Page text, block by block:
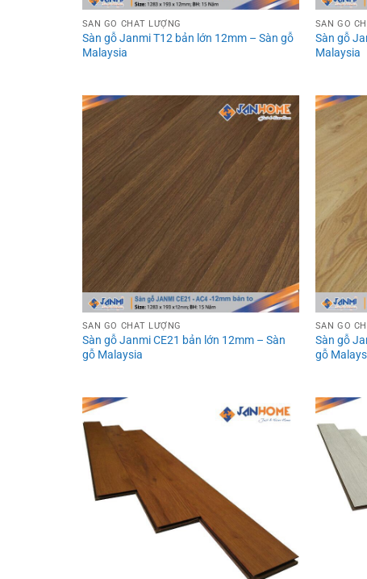
SÀN GỖ CHẤT LƯỢNG
Sàn gỗ Janmi T12 bản lớn 12mm – Sàn gỗ
Malaysia
SÀN GỖ
Sàn gỗ
Malaysia
SÀN GỖ CHẤT LƯỢNG
Sàn gỗ Janmi CE21 bản lớn 12mm – Sàn
gỗ Malaysia
SÀN GỖ
Sàn gỗ
gỗ